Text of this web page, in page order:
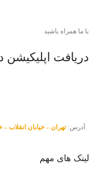
با ما همراه باشید
دریافت اپلیکیشن
آدرس:
لینک های مهم